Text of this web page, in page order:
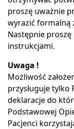
proszę uważnie
wyrazić formalną
Następnie
instrukcjami.
Uwaga !
Możliwość
przysługuje tylko
deklaracje do
Podstawowej
Pacjenci